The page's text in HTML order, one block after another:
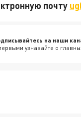
почту
на наши
узнавайте о